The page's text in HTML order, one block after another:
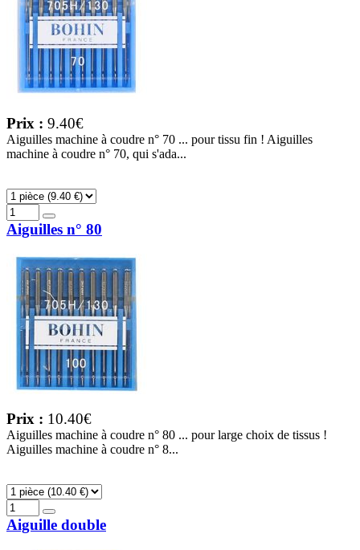
Prix : 9.40€
Aiguilles machine à coudre n° 70 ... pour tissu fin ! Aiguilles
machine à coudre n° 70, qui s'ada...
Aiguilles n° 80
Prix : 10.40€
Aiguilles machine à coudre n° 80 ... pour large choix de tissus !
Aiguilles machine à coudre n° 8...
Aiguille double